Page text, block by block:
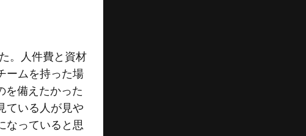
。人件費と資材
ームを持った場
を備えたかった
ている人が見や
なっていると思